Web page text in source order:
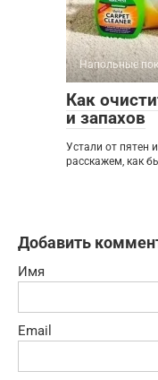
Напольные
Как
и запахов
Устали от пятен
расскажем, как
Добавить
Имя
Email